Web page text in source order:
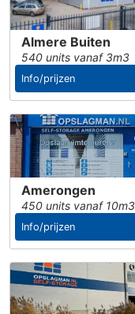
Almere Buiten
540 units vanaf 3m3
Info/prijzen
Amerongen
450 units vanaf 10m3
Info/prijzen